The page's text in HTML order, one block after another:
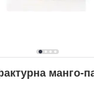
манго-